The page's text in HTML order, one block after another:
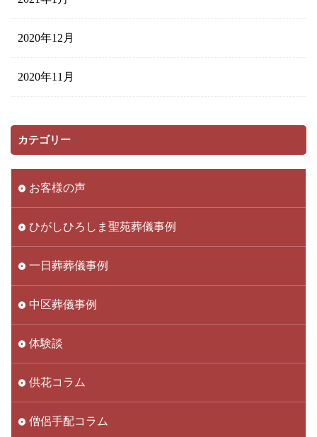
2020年12月
2020年11月
カテゴリー
お客様の声
ひがしひろしま聖苑葬儀事例
一日葬葬儀事例
中区葬儀事例
体験談
供花コラム
僧侶手配コラム